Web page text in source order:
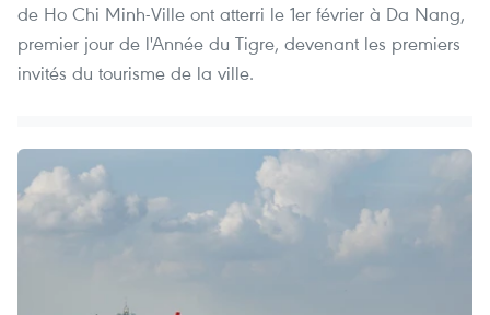
de Ho Chi Minh-Ville ont atterri le 1er février à Da Nang,
premier jour de l'Année du Tigre, devenant les premiers
invités du tourisme de la ville.